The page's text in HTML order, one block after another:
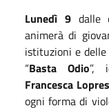
Lunedì 9dalle
animerà di
istituzioni e
“Basta Odio”,
Francesca
ogni forma di